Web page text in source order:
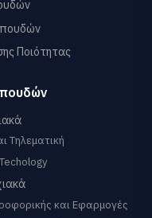
Ποιότητας
Τηλεματική
και Εφαρμογές